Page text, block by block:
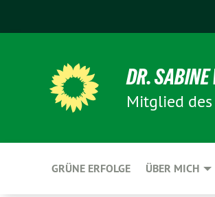
DR. SABINE
Mitglied
GRÜNE ERFOLGE ÜBER MICH